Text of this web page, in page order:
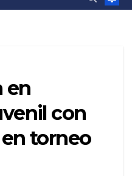
en
con
en torneo